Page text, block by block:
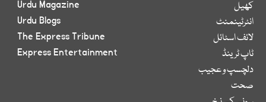
کھیل
انٹرٹینمنٹ
لائف اسٹائل
ٹاپ ٹرینڈ
دلچسپ و عجیب
صحت
Urdu Magazine
Urdu Blogs
The Express Tribune
Express Entertainment